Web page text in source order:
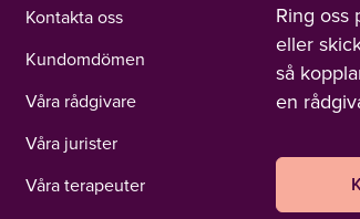
Kontakta oss
Kundomdömen
Våra rådgivare
Våra jurister
Våra terapeuter
Ring oss
eller
så
en